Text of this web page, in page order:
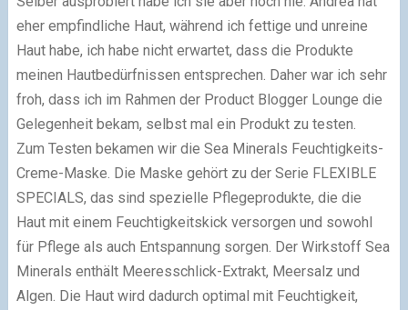
eher empfindliche Haut, während ich fettige und unreine
Haut habe, ich habe nicht erwartet, dass die Produkte
meinen Hautbedürfnissen entsprechen. Daher war ich sehr
froh, dass ich im Rahmen der Product Blogger Lounge die
Gelegenheit bekam, selbst mal ein Produkt zu testen.
Zum Testen bekamen wir die Sea Minerals Feuchtigkeits-
Creme-Maske. Die Maske gehört zu der Serie FLEXIBLE
SPECIALS, das sind spezielle Pflegeprodukte, die die
Haut mit einem Feuchtigkeitskick versorgen und sowohl
für Pflege als auch Entspannung sorgen. Der Wirkstoff Sea
Minerals enthält Meeresschlick-Extrakt, Meersalz und
Algen. Die Haut wird dadurch optimal mit Feuchtigkeit,